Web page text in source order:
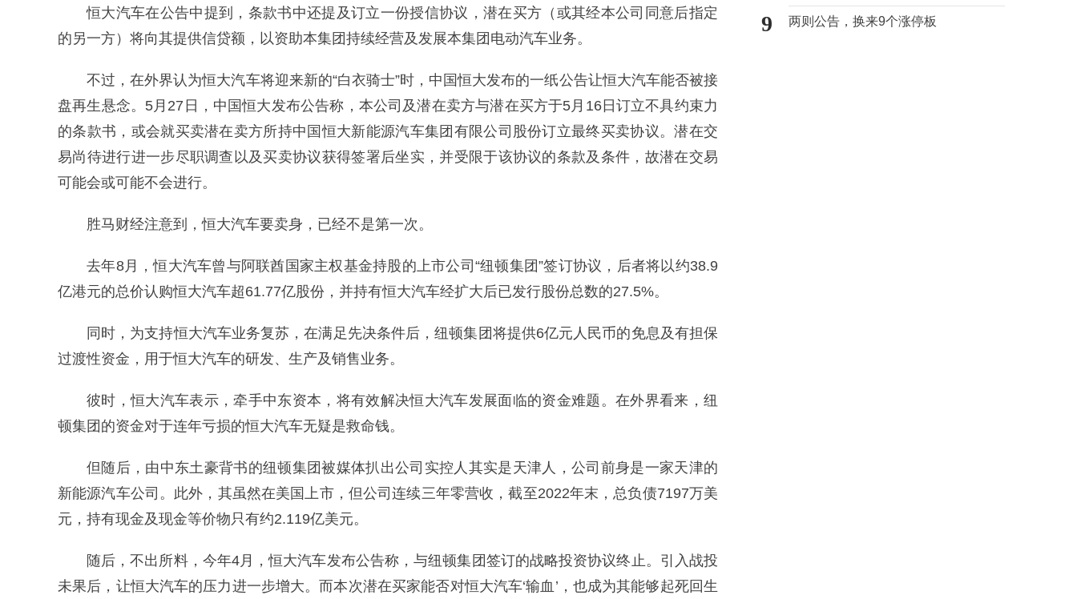
恒大汽车在公告中提到，条款书中还提及订立一份授信协议，潜在买方（或其经本公司同意后指定
的另一方）将向其提供信贷额，以资助本集团持续经营及发展本集团电动汽车业务。
不过，在外界认为恒大汽车将迎来新的“白衣骑士”时，中国恒大发布的一纸公告让恒大汽车能否被接
盘再生悬念。5月27日，中国恒大发布公告称，本公司及潜在卖方与潜在买方于5月16日订立不具约束力
的条款书，或会就买卖潜在卖方所持中国恒大新能源汽车集团有限公司股份订立最终买卖协议。潜在交
易尚待进行进一步尽职调查以及买卖协议获得签署后坐实，并受限于该协议的条款及条件，故潜在交易
可能会或可能不会进行。
胜马财经注意到，恒大汽车要卖身，已经不是第一次。
去年8月，恒大汽车曾与阿联酋国家主权基金持股的上市公司“纽顿集团”签订协议，后者将以约38.9
亿港元的总价认购恒大汽车超61.77亿股份，并持有恒大汽车经扩大后已发行股份总数的27.5%。
同时，为支持恒大汽车业务复苏，在满足先决条件后，纽顿集团将提供6亿元人民币的免息及有担保
过渡性资金，用于恒大汽车的研发、生产及销售业务。
彼时，恒大汽车表示，牵手中东资本，将有效解决恒大汽车发展面临的资金难题。在外界看来，纽
顿集团的资金对于连年亏损的恒大汽车无疑是救命钱。
但随后，由中东土豪背书的纽顿集团被媒体扒出公司实控人其实是天津人，公司前身是一家天津的
新能源汽车公司。此外，其虽然在美国上市，但公司连续三年零营收，截至2022年末，总负债7197万美
元，持有现金及现金等价物只有约2.119亿美元。
随后，不出所料，今年4月，恒大汽车发布公告称，与纽顿集团签订的战略投资协议终止。引入战投
未果后，让恒大汽车的压力进一步增大。而本次潜在买家能否对恒大汽车‘输血’，也成为其能够起死回生
百万元
9 两则公告，换来9个涨停板